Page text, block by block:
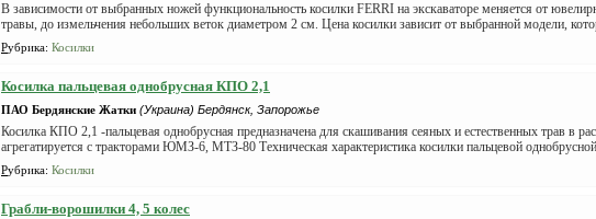
В зависимости от выбранных ножей функциональность косилки FERRI на экскаваторе меняется от
травы, до измельчения небольших веток диаметром 2 см. Цена косилки зависит от выбранной модели,
Рубрика: Косилки
Косилка пальцевая однобрусная КПО 2,1
ПАО Бердянские Жатки (Украина) Бердянск, Запорожье
Косилка КПО 2,1 -пальцевая однобрусная предназначена для скашивания сеяных и естественных трав в
агрегатируется с тракторами ЮМЗ-6, МТЗ-80 Техническая характеристика косилки пальцевой
Рубрика: Косилки
Грабли-ворошилки 4, 5 колес